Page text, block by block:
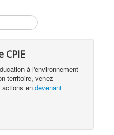
CPIE
à l'environnement
territoire, venez
actions endevenant